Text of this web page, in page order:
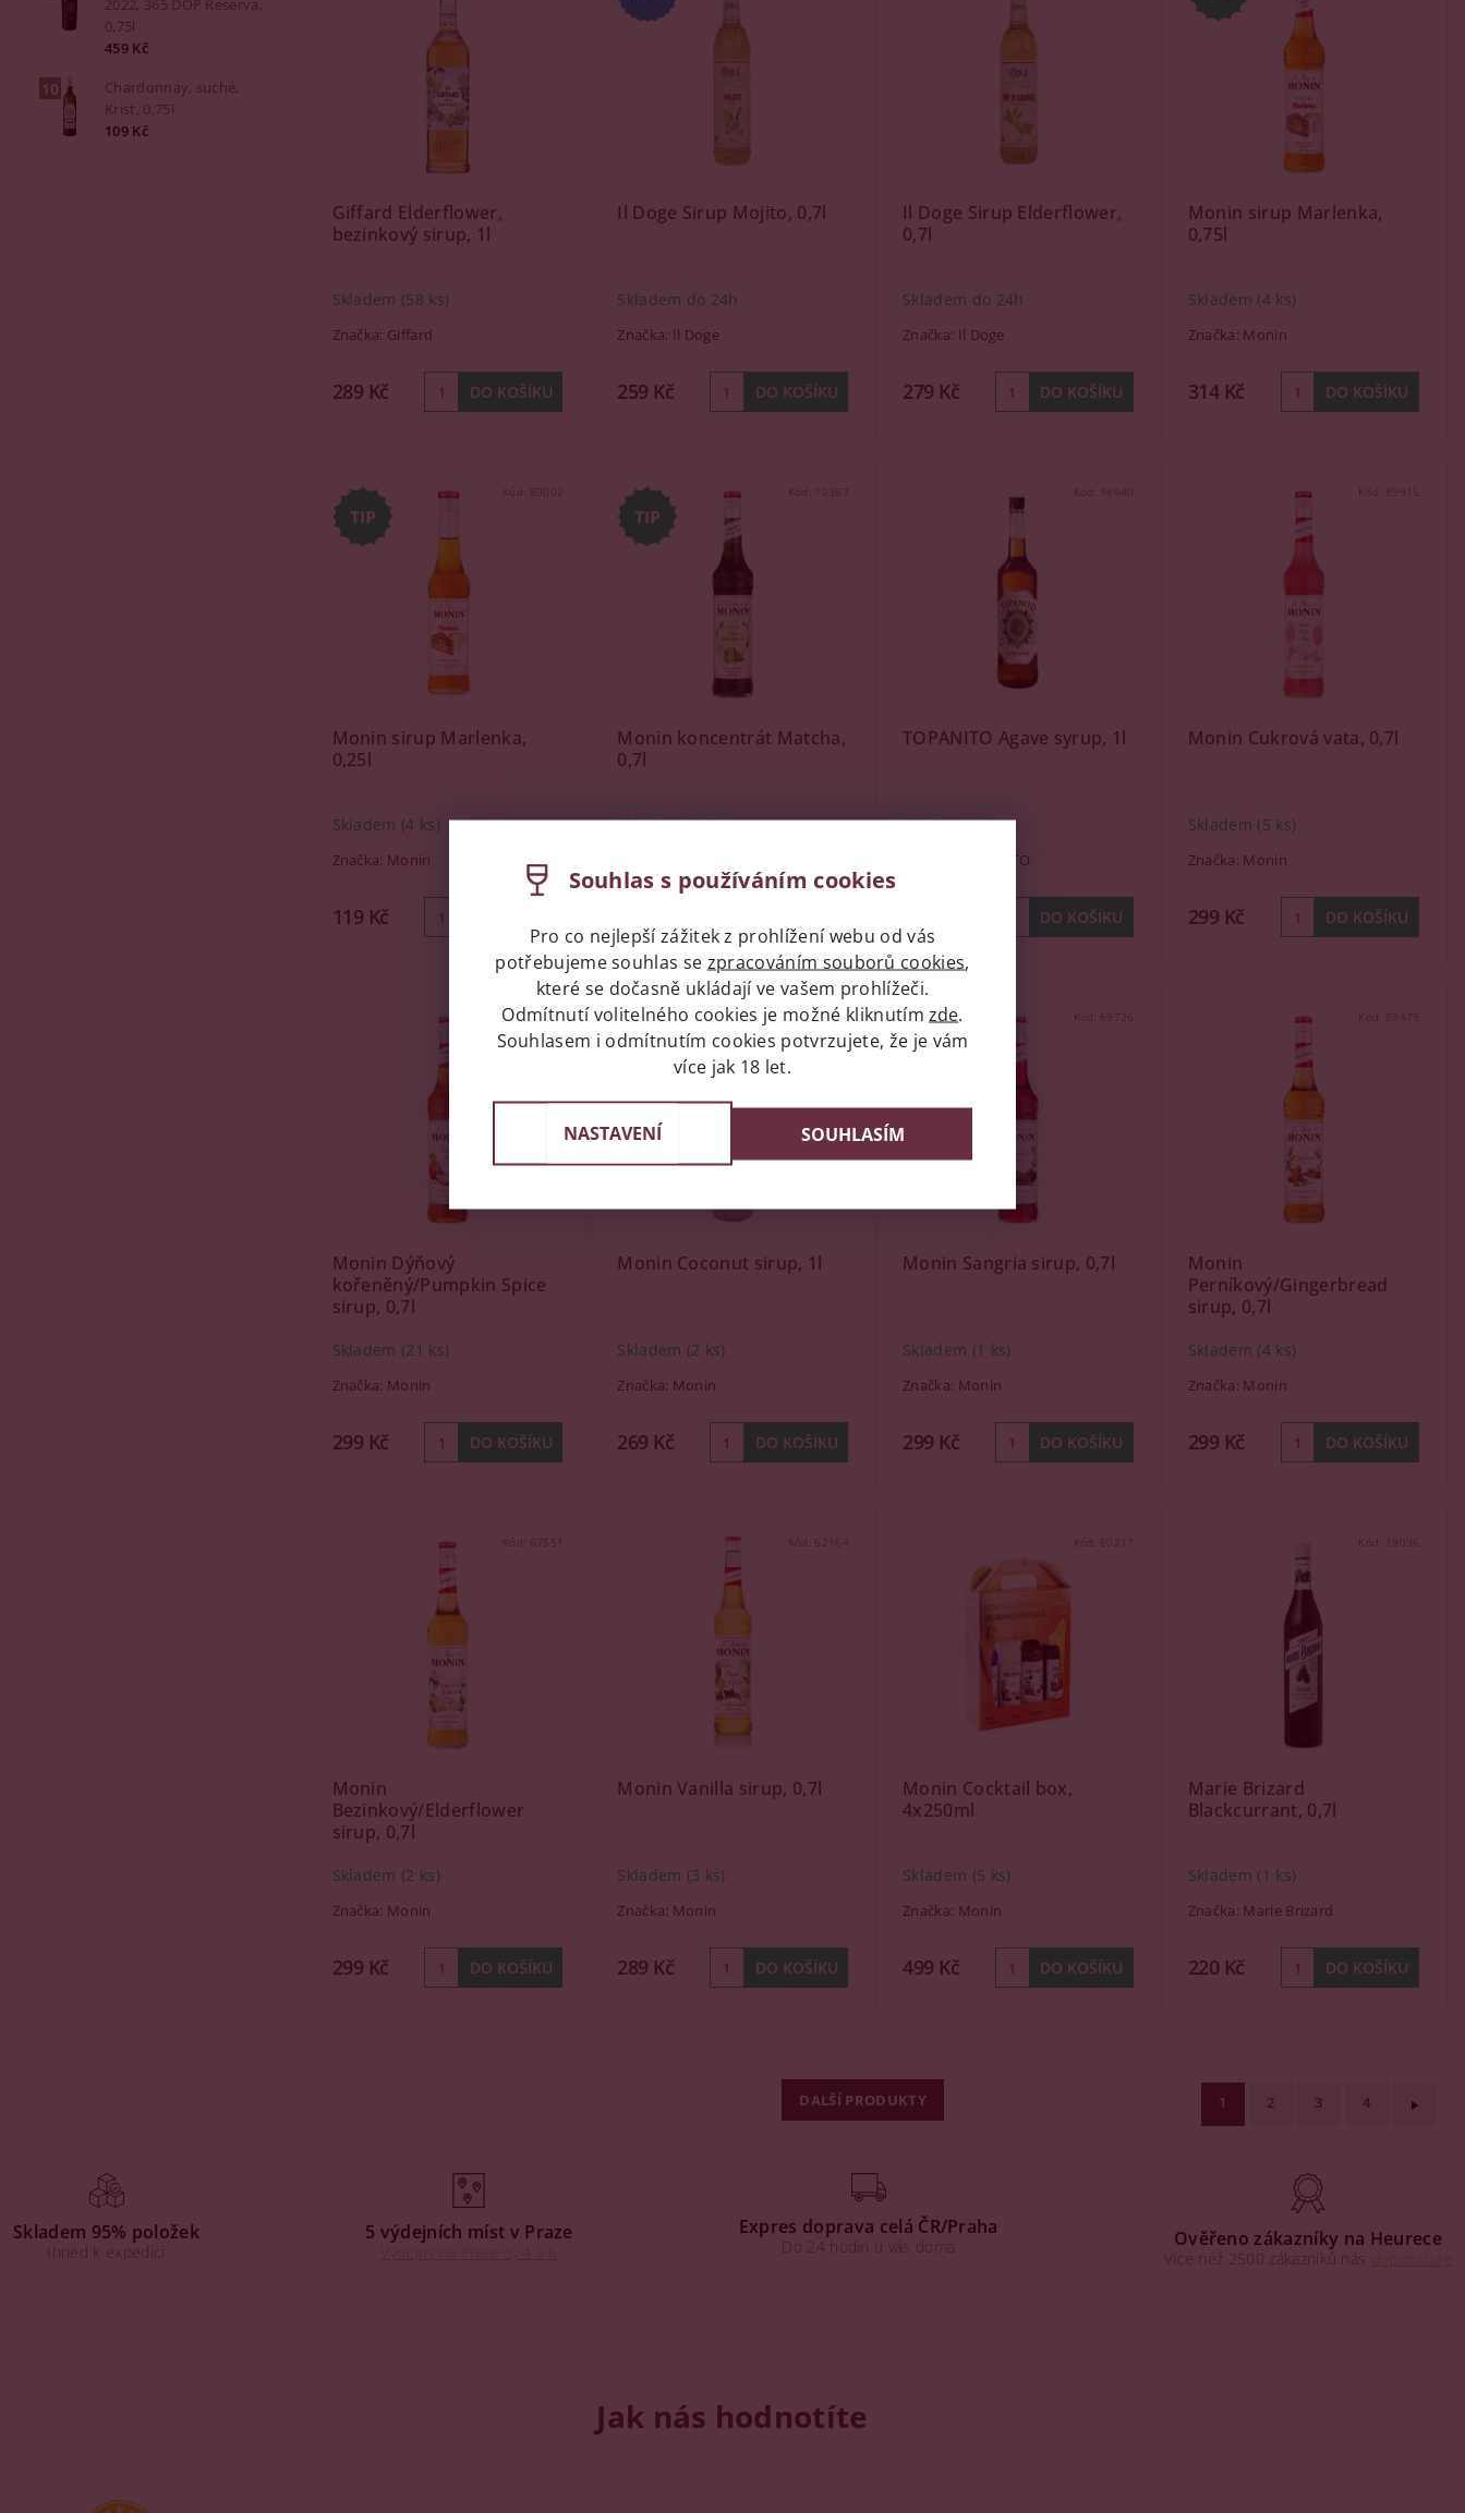
2022, 365 DOP Reserva,
0,75l
459 Kč
Chardonnay, suché,
Krist, 0,75l
109 Kč
Giffard Elderflower,
bezinkový sirup, 1l
Skladem (58 ks)
Značka: Giffard
289 Kč
Il Doge Sirup Mojito, 0,7l
Skladem do 24h
Značka: Il Doge
259 Kč
Il Doge Sirup Elderflower,
0,7l
Skladem do 24h
Značka: Il Doge
279 Kč
Monin sirup Marlenka,
0,75l
Skladem (4 ks)
Značka: Monin
314 Kč
Kód: 80002
Monin sirup Marlenka,
0,25l
Skladem (4 ks)
Značka: Monin
119 Kč
Kód: 10387
Monin koncentrát Matcha,
0,7l
Skladem(2 ks)
Kód: 98640
TOPANITO Agave syrup, 1l
Skladem(1 ks)
TOPANITO
Kód:
Monin Cukrová vata, 0,7l
Skladem (5 ks)
Značka: Monin
299 Kč
Kód:75089
Monin Dýňový
kořeněný/Pumpkin Spice
sirup, 0,7l
Skladem (21 ks)
Značka: Monin
299 Kč
Kód:71668
Monin Coconut sirup, 1l
Skladem (2 ks)
Značka: Monin
269 Kč
Kód: 69726
Monin Sangria sirup, 0,7l
Skladem (1 ks)
Značka: Monin
299 Kč
Kód: 69479
Monin
Perníkový/Gingerbread
sirup, 0,7l
Skladem (4 ks)
Značka: Monin
299 Kč
Kód: 67551
Monin
Bezinkový/Elderflower
sirup, 0,7l
Skladem (2 ks)
Značka: Monin
299 Kč
Kód: 62164
Monin Vanilla sirup, 0,7l
Skladem (3 ks)
Značka: Monin
289 Kč
Kód: 60217
Monin Cocktail box,
4x250ml
Skladem (5 ks)
Značka: Monin
499 Kč
Kód:
Marie Brizard
Blackcurrant, 0,7l
Skladem (1 ks)
Značka: Marie Brizard
220 Kč
DALŠÍ PRODUKTY 1 2 3 4
Skladem 95% položek
Ihned k expedici
5 výdejních míst v Praze
Výdejny na Praze 3, 4 a 6
Expres doprava celá ČR/Praha
Do 24 hodin u vás doma Ověřeno zákazníky na Heurece
Více než 2500 zákazníků nás
Jak nás hodnotíte
Souhlas s používáním cookies
Pro co nejlepší zážitek z prohlížení webu od vás
potřebujeme souhlas se zpracováním souborů cookies,
které se dočasně ukládají ve vašem prohlížeči.
Odmítnutí volitelného cookies je možné kliknutímzde.
Souhlasem i odmítnutím cookies potvrzujete, že je vám
více jak 18 let.
NASTAVENÍ SOUHLASÍM